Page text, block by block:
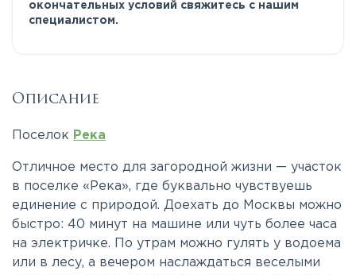
окончательных условий свяжитесь с нашим
специалистом.
Описание
Поселок Река
Отличное место для загородной жизни — участок
в поселке «Река», где буквально чувствуешь
единение с природой. Доехать до Москвы можно
быстро: 40 минут на машине или чуть более часа
на электричке. По утрам можно гулять у водоема
или в лесу, а вечером наслаждаться веселыми